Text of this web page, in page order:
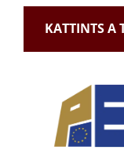
KATTINTS A